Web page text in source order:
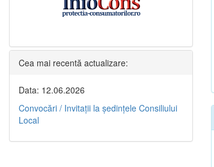
Cea mai recentă actualizare:
Data: 12.06.2026
Convocări / Invitaţii la şedinţele Consiliului
Local